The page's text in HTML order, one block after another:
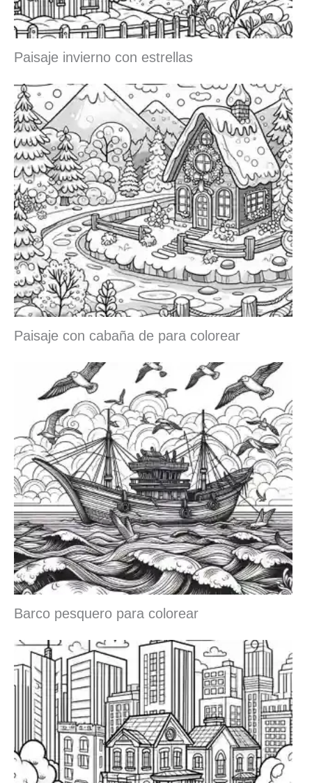
Paisaje invierno con estrellas
Paisaje con cabaña de para colorear
Barco pesquero para colorear